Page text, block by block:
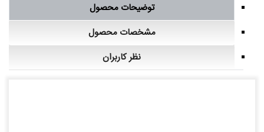
توضیحات محصول
مشخصات محصول
نظر کاربران